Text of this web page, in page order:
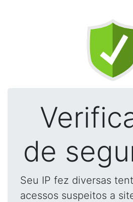
de
Seu IP fez diversas
acessos suspeitos a